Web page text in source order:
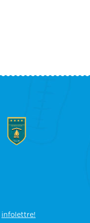
infolettre!